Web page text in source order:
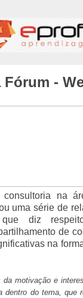
-
consultoria na
uma série de
diz
de
na
motivação e
dentro do tema, que